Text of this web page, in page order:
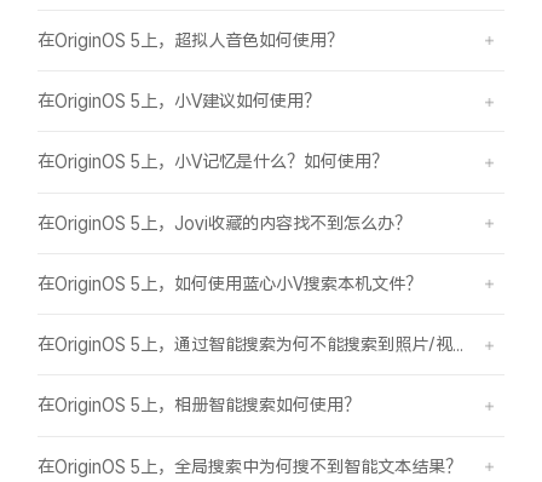
在OriginOS 5上，超拟人音色如何使用？
在OriginOS 5上，小V建议如何使用？
在OriginOS 5上，小V记忆是什么？如何使用？
在OriginOS 5上，Jovi收藏的内容找不到怎么办？
在OriginOS 5上，如何使用蓝心小V搜索本机文件？
在OriginOS 5上，相册智能搜索如何使用？
在OriginOS 5上，全局搜索中为何搜不到智能文本结果？